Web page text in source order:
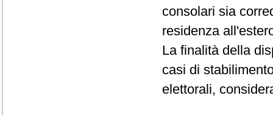
consolari sia
residenza
La finalità della
casi di
elettorali,